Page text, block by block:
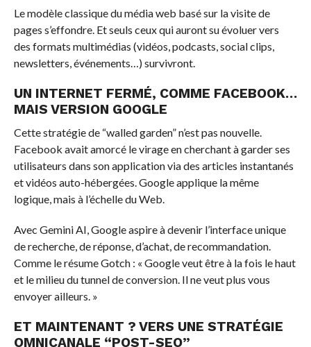
Le modèle classique du média web basé sur la visite de
pages s’effondre. Et seuls ceux qui auront su évoluer vers
des formats multimédias (vidéos, podcasts, social clips,
newsletters, événements…) survivront.
UN INTERNET FERMÉ, COMME FACEBOOK…
MAIS VERSION GOOGLE
Cette stratégie de “walled garden” n’est pas nouvelle.
Facebook avait amorcé le virage en cherchant à garder ses
utilisateurs dans son application via des articles instantanés
et vidéos auto-hébergées. Google applique la même
logique, mais à l’échelle du Web.
Avec Gemini AI, Google aspire à devenir l’interface unique
de recherche, de réponse, d’achat, de recommandation.
Comme le résume Gotch : « Google veut être à la fois le haut
et le milieu du tunnel de conversion. Il ne veut plus vous
envoyer ailleurs. »
ET MAINTENANT ? VERS UNE STRATÉGIE
OMNICANALE “POST-SEO”